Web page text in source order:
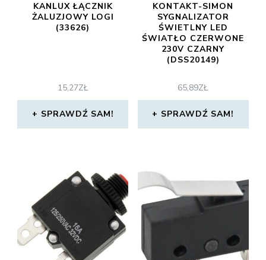
KANLUX ŁĄCZNIK
ŻALUZJOWY LOGI
(33626)
15,27ZŁ
SPRAWDŹ SAM!
KONTAKT-SIMON
SYGNALIZATOR
ŚWIETLNY LED
ŚWIATŁO CZERWONE
230V CZARNY
(DSS20149)
65,89ZŁ
SPRAWDŹ SAM!